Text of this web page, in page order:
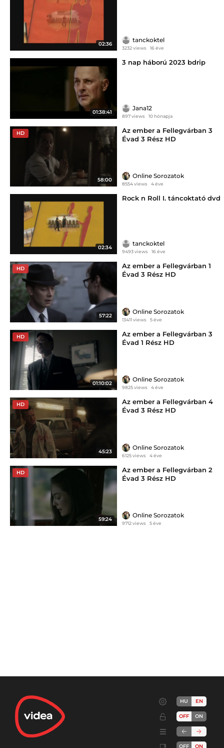
02:36
tanckoktel
3232 views 16 éve
01:38:41
3 nap háború 2023 bdrip
Jana12
897 views 10 hónapja
HD
58:00
Az ember a Fellegvárban 3
Évad 3 Rész HD
Online Sorozatok
8554 views 4 éve
02:34
Rock n Roll I. táncoktató dvd
tanckoktel
9493 views 16 éve
HD
57:22
Az ember a Fellegvárban 1
Évad 3 Rész HD
Online Sorozatok
13411 views 5 éve
HD
01:10:02
Az ember a Fellegvárban 3
Évad 1 Rész HD
Online Sorozatok
9825 views 4 éve
HD
45:23
Az ember a Fellegvárban 4
Évad 3 Rész HD
Online Sorozatok
6125 views 4 éve
HD
59:24
Az ember a Fellegvárban 2
Évad 3 Rész HD
Online Sorozatok
9712 views 5 éve
HU EN
OFF ON
OFF ON